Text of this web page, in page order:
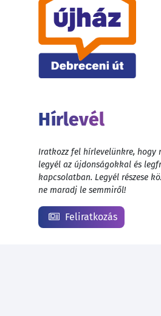
Hírlevél
Iratkozz fel hírlevelünkre, hogy
legyél az újdonságokkal és
kapcsolatban. Legyél részese
ne maradj le semmiről!
Feliratkozás